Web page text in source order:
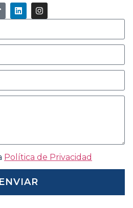
Política de Privacidad
ENVIAR